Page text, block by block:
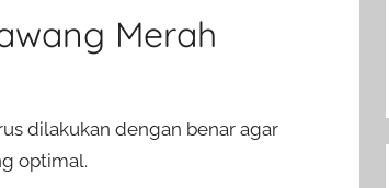
Merah
dilakukan dengan benar agar
optimal.